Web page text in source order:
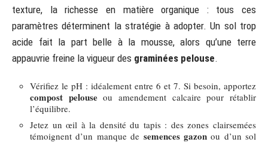
texture, la richesse en matière organique : tous ces
paramètres déterminent la stratégie à adopter. Un sol trop
acide fait la part belle à la mousse, alors qu’une terre
appauvrie freine la vigueur des graminées pelouse.
Vérifiez le pH : idéalement entre 6 et 7. Si besoin, apportez
compost pelouseou amendement calcaire pour rétablir
l’équilibre.
Jetez un œil à la densité du tapis : des zones clairsemées
témoignent d’un manque de semences gazonou d’un sol